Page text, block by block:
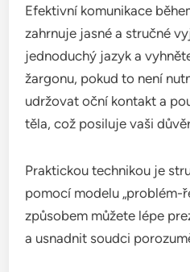
Efektivní komunikace
zahrnuje jasné a stručné
jednoduchý jazyk a
žargonu, pokud to není
udržovat oční kontakt a
těla, což posiluje vaši
Praktickou technikou je
pomocí modelu „problém-
způsobem můžete lépe
a usnadnit soudci